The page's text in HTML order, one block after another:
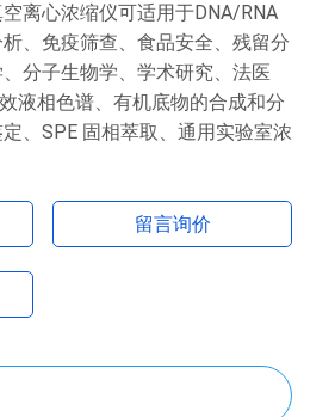
离心浓缩仪可适用于DNA/RNA
、免疫筛查、食品安全、残留分
分子生物学、学术研究、法医
液相色谱、有机底物的合成和分
、SPE 固相萃取、通用实验室浓
留言询价